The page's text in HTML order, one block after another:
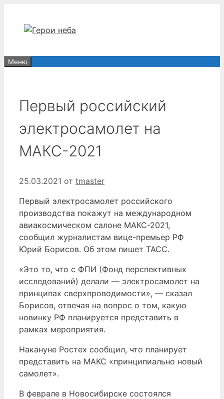
содержимому
Меню
Первый российский
электросамолет на
МАКС-2021
25.03.2021 от tmaster
Первый электросамолет российского
производства покажут на международном
авиакосмическом салоне МАКС-2021,
сообщил журналистам вице-премьер РФ
Юрий Борисов. Об этом пишет ТАСС.
«Это то, что с ФПИ (Фонд перспективных
исследований) делали — электросамолет на
принципах сверхпроводимости», — сказал
Борисов, отвечая на вопрос о том, какую
новинку РФ планируется представить в
рамках мероприятия.
Накануне Ростех сообщил, что планирует
представить на МАКС «принципиально новый
самолет».
В феврале в Новосибирске состоялся